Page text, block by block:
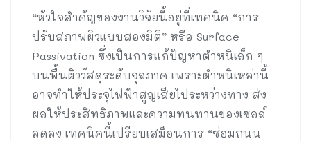
“หัวใจสำคัญของงานวิจัยนี้อยู่ที่เทคนิค “การ
ปรับสภาพผิวแบบสองมิติ” หรือ Surface
Passivation ซึ่งเป็นการแก้ปัญหาตำหนิเล็ก ๆ
บนพื้นผิววัสดุระดับจุลภาค เพราะตำหนิเหล่านี้
อาจทำให้ประจุไฟฟ้าสูญเสียไประหว่างทาง ส่ง
ผลให้ประสิทธิภาพและความทนทานของเซลล์
ลดลง เทคนิคนี้เปรียบเสมือนการ “ซ่อมถนน